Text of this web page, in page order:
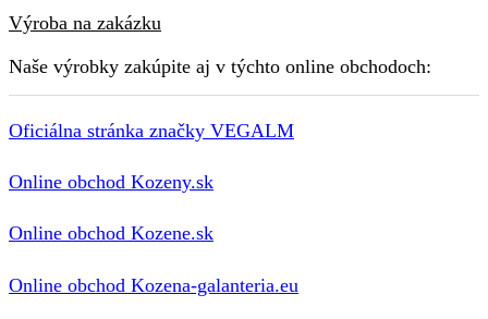
Výroba na zakázku
Naše výrobky zakúpite aj v týchto online obchodoch:
Oficiálna stránka značky VEGALM
Online obchod Kozeny.sk
Online obchod Kozene.sk
Online obchod Kozena-galanteria.eu